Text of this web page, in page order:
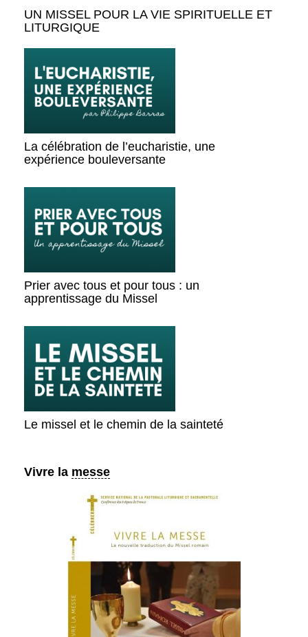
UN MISSEL POUR LA VIE SPIRITUELLE ET
LITURGIQUE
La célébration de l’eucharistie, une
expérience bouleversante
Prier avec tous et pour tous : un
apprentissage du Missel
Le missel et le chemin de la sainteté
Vivre la messe